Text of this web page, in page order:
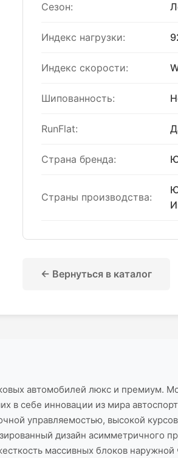
Сезон:
Индекс нагрузки:
Индекс скорости:
Шипованность:
RunFlat:
Страна бренда:
Страны производства:
← Вернуться в каталог
автомобилей люкс и премиум.
себе инновации из мира
управляемостью, высокой
дизайн асимметричного
массивных блоков